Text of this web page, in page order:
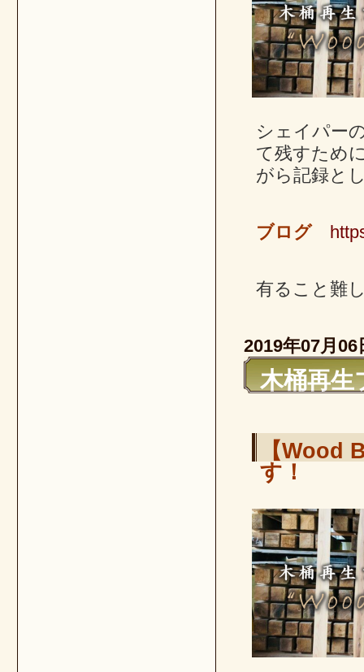
シェイパー
て残すため
がら記録と
ブログ
有ること難
2019年07月06
木桶再
【Wood
す！